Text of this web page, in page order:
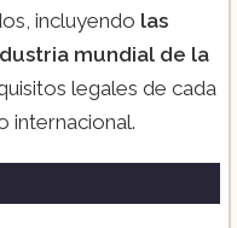
incluyendo las
mundial de la
legales de cada
internacional.